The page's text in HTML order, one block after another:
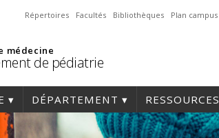
Répertoires Facultés Bibliothèques Plan campus
médecine
de pédiatrie
DÉPARTEMENT RESSOURCES